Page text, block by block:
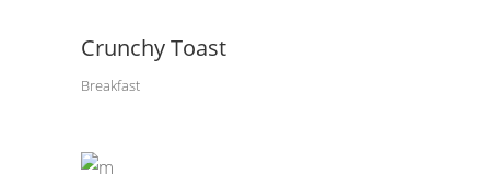
Crunchy Toast
Breakfast